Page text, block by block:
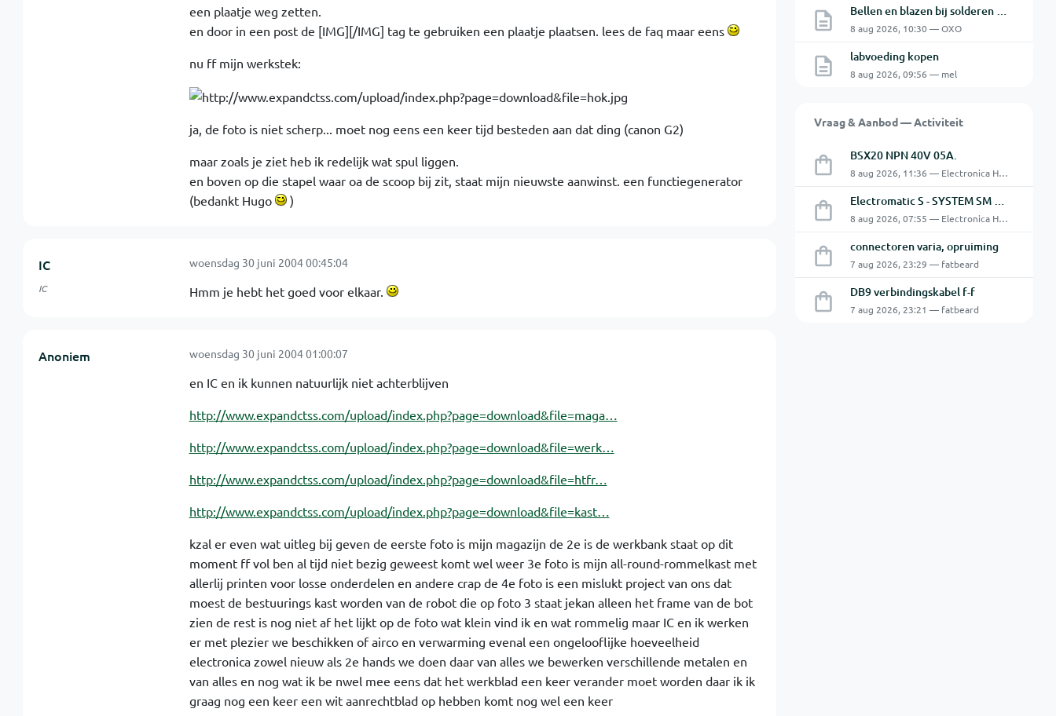
Bellen en blazen bij solderen van Chinese PCBs
8 aug 2026, 10:30 — OXO
labvoeding kopen
8 aug 2026, 09:56 — mel
Vraag & Aanbod — Activiteit
BSX20 NPN 40V 05A.
8 aug 2026, 11:36 — Electronica Hobbyist
Electromatic S - SYSTEM SM 125 220
8 aug 2026, 07:55 — Electronica Hobbyist
connectoren varia, opruiming
7 aug 2026, 23:29 — fatbeard
DB9 verbindingskabel f-f
7 aug 2026, 23:21 — fatbeard
een plaatje weg zetten.
en door in een post de [IMG][/IMG] tag te gebruiken een plaatje plaatsen. lees de faq maar eens
nu ff mijn werkstek:
ja, de foto is niet scherp... moet nog eens een keer tijd besteden aan dat ding (canon G2)
maar zoals je ziet heb ik redelijk wat spul liggen.
en boven op die stapel waar oa de scoop bij zit, staat mijn nieuwste aanwinst. een functiegenerator
(bedankt Hugo
)
IC
IC
woensdag 30 juni 2004 00:45:04
Hmm je hebt het goed voor elkaar.
Anoniem woensdag 30 juni 2004 01:00:07
en IC en ik kunnen natuurlijk niet achterblijven
http://www.expandctss.com/upload/index.php?page=download&file=maga…
http://www.expandctss.com/upload/index.php?page=download&file=werk…
http://www.expandctss.com/upload/index.php?page=download&file=htfr…
http://www.expandctss.com/upload/index.php?page=download&file=kast…
kzal er even wat uitleg bij geven de eerste foto is mijn magazijn de 2e is de werkbank staat op dit
moment ff vol ben al tijd niet bezig geweest komt wel weer 3e foto is mijn all-round-rommelkast met
allerlij printen voor losse onderdelen en andere crap de 4e foto is een mislukt project van ons dat
moest de bestuurings kast worden van de robot die op foto 3 staat jekan alleen het frame van de bot
zien de rest is nog niet af het lijkt op de foto wat klein vind ik en wat rommelig maar IC en ik werken
er met plezier we beschikken of airco en verwarming evenal een ongelooflijke hoeveelheid
electronica zowel nieuw als 2e hands we doen daar van alles we bewerken verschillende metalen en
van alles en nog wat ik be nwel mee eens dat het werkblad een keer verander moet worden daar ik ik
graag nog een keer een wit aanrechtblad op hebben komt nog wel een keer